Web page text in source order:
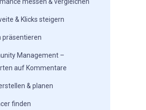
messen & vergleichen
& Klicks steigern
präsentieren
Management –
auf Kommentare
& planen
finden